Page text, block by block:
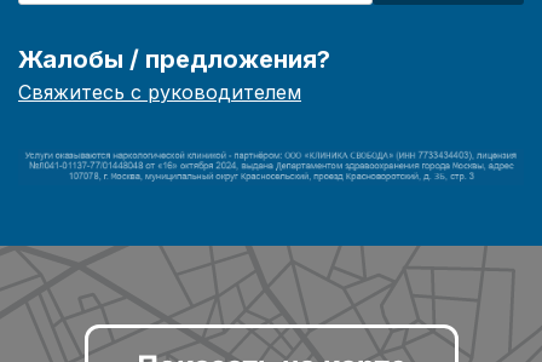
Жалобы / предложения?
Свяжитесь с руководителем